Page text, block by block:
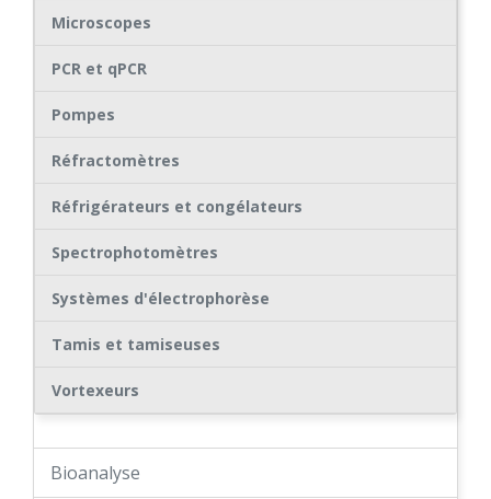
Microscopes
PCR et qPCR
Pompes
Réfractomètres
Réfrigérateurs et congélateurs
Spectrophotomètres
Systèmes d'électrophorèse
Tamis et tamiseuses
Vortexeurs
Bioanalyse